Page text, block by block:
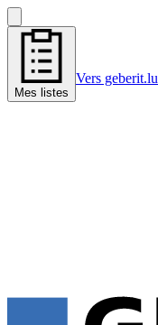
Mes listes
Vers geberit.lu